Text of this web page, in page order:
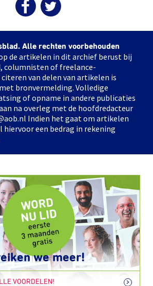
Alle rechten voorbehouden
de artikelen in dit archief berust bij
columnisten of freelance-
van delen van artikelen is
bronvermelding. Volledige
of opname in andere publicaties
na overleg met de hoofdredacteur
Indien het gaat om artikelen
hiervoor een bedrag in rekening
we meer!
VOORDELEN!